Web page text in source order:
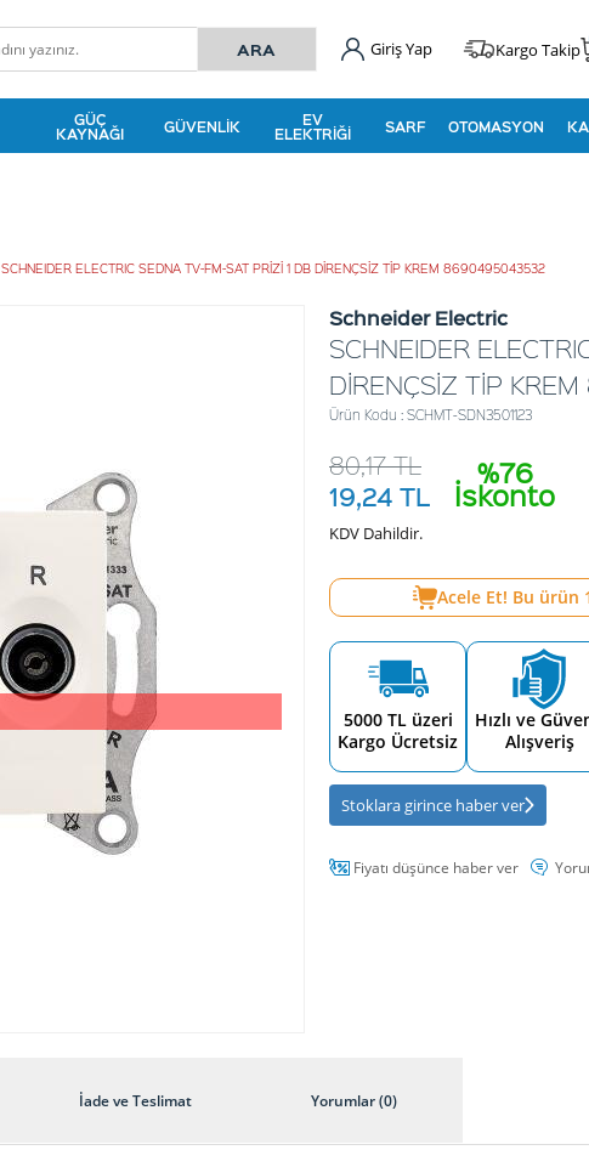
Giriş Yap Kargo Takip
GÜÇ
KAYNAĞI GÜVENLIK EV
ELEKTRIĞI SARF OTOMASYON
SCHNEIDER ELECTRIC SEDNA TV-FM-SAT PRİZİ 1 DB DİRENÇSİZ TİP KREM 8690495043532
Schneider Electric
SCHNEIDER
DİRENÇSİZ TİP
Ürün Kodu : SCHMT-SDN3501123
%76
İskonto
80,17TL
19,24 TL
KDV Dahildir.
Acele Et! Bu ürün
5000 TL üzeri
Kargo Ücretsiz
Hızlı ve
Alışveriş
Stoklara girince haber ver
Fiyatı düşünce haber ver
İade ve Teslimat Yorumlar (0)